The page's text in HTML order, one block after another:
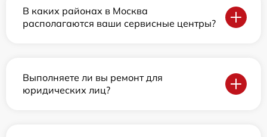
В каких районах в Москва
располагаются ваши сервисные центры?
Выполняете ли вы ремонт для
юридических лиц?